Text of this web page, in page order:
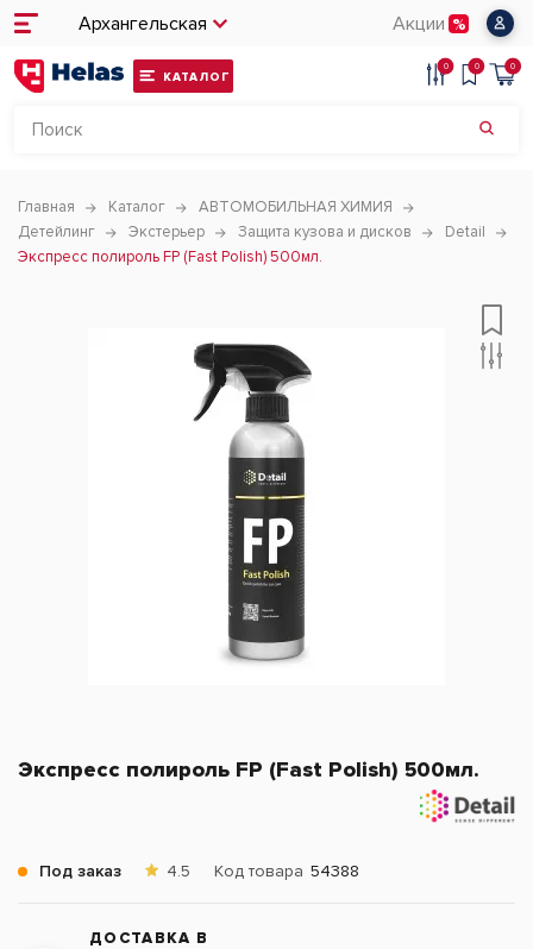
Архангельская Акции
КАТАЛОГ
0 0 0
Главная Каталог
АВТОМОБИЛЬНАЯ ХИМИЯ
Детейлинг
Экстерьер Защита кузова и дисков
Detail
Экспресс полироль FP (Fast Polish) 500мл.
Экспресс полироль FP (Fast Polish) 500мл.
Под заказ 4.5 Код товара 54388
ДОСТАВКА В